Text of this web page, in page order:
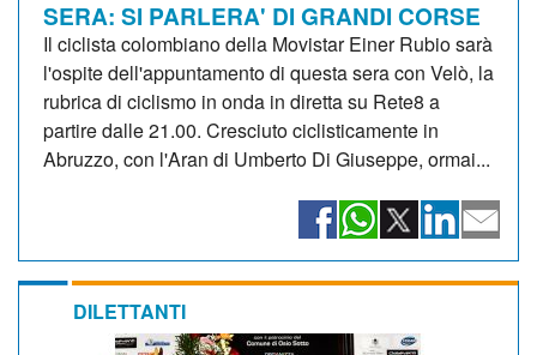
SERA: SI PARLERA' DI GRANDI CORSE
Il ciclista colombiano della Movistar Einer Rubio sarà
l'ospite dell'appuntamento di questa sera con Velò, la
rubrica di ciclismo in onda in diretta su Rete8 a
partire dalle 21.00. Cresciuto ciclisticamente in
Abruzzo, con l'Aran di Umberto Di Giuseppe, ormai...
DILETTANTI